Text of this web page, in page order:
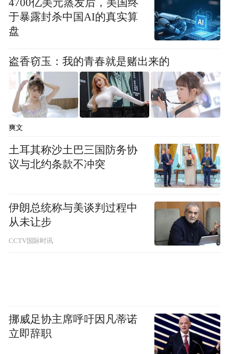
4700亿美元蒸发后，美国终
于暴露封杀中国AI的真实算
盘
盗香窃玉：我的青春就是赌出来的
爽文
土耳其称沙土巴三国防务协
议与北约条款不冲突
伊朗总统称与美谈判过程中
从未让步
CCTV国际时讯
挪威足协主席呼吁因凡蒂诺
立即辞职